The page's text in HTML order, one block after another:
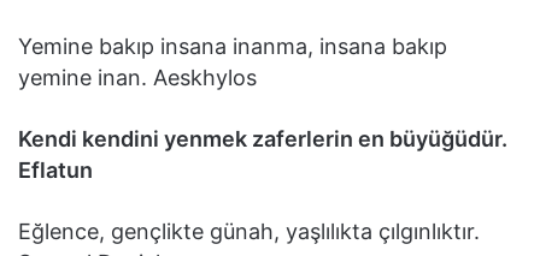
Yemine bakıp insana inanma, insana bakıp
yemine inan. Aeskhylos
Kendi kendini yenmek zaferlerin en büyüğüdür.
Eflatun
Eğlence, gençlikte günah, yaşlılıkta çılgınlıktır.